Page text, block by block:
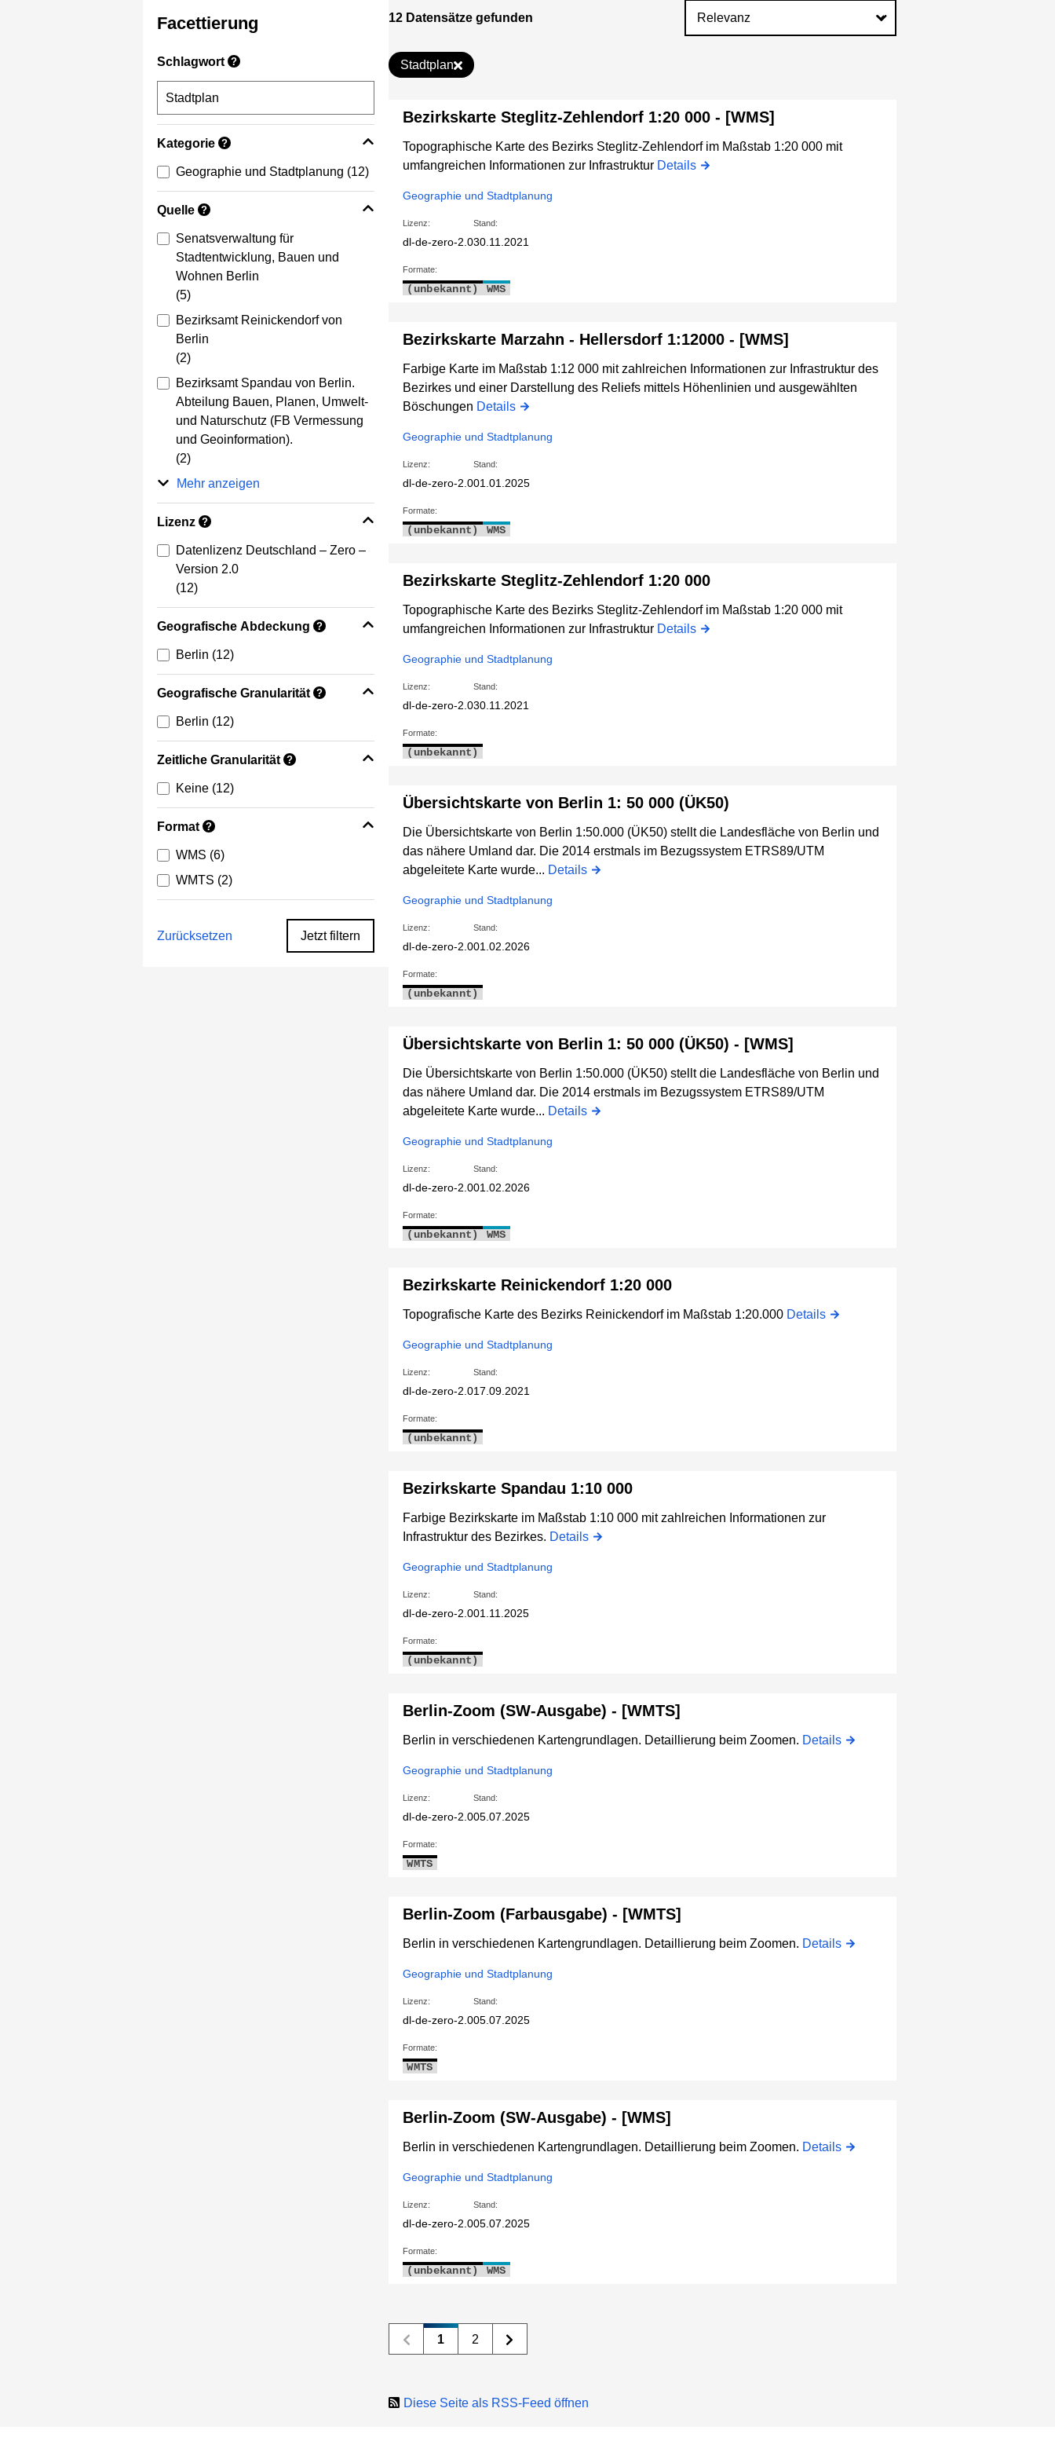
Facettierung
Schlagwort ?
Kategorie ?
Geographie und Stadtplanung (12)
Quelle ?
Senatsverwaltung für
Stadtentwicklung, Bauen und
Wohnen Berlin
(5)
Bezirksamt Reinickendorf von
Berlin
(2)
Bezirksamt Spandau von Berlin.
Abteilung Bauen, Planen, Umwelt-
und Naturschutz (FB Vermessung
und Geoinformation).
(2)
Mehr anzeigen
Lizenz ?
Datenlizenz Deutschland – Zero –
Version 2.0
(12)
Geografische Abdeckung ?
Berlin (12)
Geografische Granularität ?
Berlin (12)
Zeitliche Granularität ?
Keine (12)
Format ?
WMS (6)
WMTS (2)
Zurücksetzen Jetzt filtern
12 Datensätze gefunden
Stadtplan
Bezirkskarte Steglitz-Zehlendorf 1:20 000 - [WMS]
Topographische Karte des Bezirks Steglitz-Zehlendorf im Maßstab 1:20 000 mit
umfangreichen Informationen zur Infrastruktur Details
Geographie und Stadtplanung
Lizenz:
dl-de-zero-2.0
Stand:
30.11.2021
Formate:
(unbekannt) WMS
Bezirkskarte Marzahn - Hellersdorf 1:12000 - [WMS]
Farbige Karte im Maßstab 1:12 000 mit zahlreichen Informationen zur Infrastruktur des
Bezirkes und einer Darstellung des Reliefs mittels Höhenlinien und ausgewählten
Böschungen Details
Geographie und Stadtplanung
Lizenz:
dl-de-zero-2.0
Stand:
01.01.2025
Formate:
(unbekannt) WMS
Bezirkskarte Steglitz-Zehlendorf 1:20 000
Topographische Karte des Bezirks Steglitz-Zehlendorf im Maßstab 1:20 000 mit
umfangreichen Informationen zur Infrastruktur Details
Geographie und Stadtplanung
Lizenz:
dl-de-zero-2.0
Stand:
30.11.2021
Formate:
(unbekannt)
Übersichtskarte von Berlin 1: 50 000 (ÜK50)
Die Übersichtskarte von Berlin 1:50.000 (ÜK50) stellt die Landesfläche von Berlin und
das nähere Umland dar. Die 2014 erstmals im Bezugssystem ETRS89/UTM
abgeleitete Karte wurde... Details
Geographie und Stadtplanung
Lizenz:
dl-de-zero-2.0
Stand:
01.02.2026
Formate:
(unbekannt)
Übersichtskarte von Berlin 1: 50 000 (ÜK50) - [WMS]
Die Übersichtskarte von Berlin 1:50.000 (ÜK50) stellt die Landesfläche von Berlin und
das nähere Umland dar. Die 2014 erstmals im Bezugssystem ETRS89/UTM
abgeleitete Karte wurde... Details
Geographie und Stadtplanung
Lizenz:
dl-de-zero-2.0
Stand:
01.02.2026
Formate:
(unbekannt) WMS
Bezirkskarte Reinickendorf 1:20 000
Topografische Karte des Bezirks Reinickendorf im Maßstab 1:20.000 Details
Geographie und Stadtplanung
Lizenz:
dl-de-zero-2.0
Stand:
17.09.2021
Formate:
(unbekannt)
Bezirkskarte Spandau 1:10 000
Farbige Bezirkskarte im Maßstab 1:10 000 mit zahlreichen Informationen zur
Infrastruktur des Bezirkes. Details
Geographie und Stadtplanung
Lizenz:
dl-de-zero-2.0
Stand:
01.11.2025
Formate:
(unbekannt)
Berlin-Zoom (SW-Ausgabe) - [WMTS]
Berlin in verschiedenen Kartengrundlagen. Detaillierung beim Zoomen. Details
Geographie und Stadtplanung
Lizenz:
dl-de-zero-2.0
Stand:
05.07.2025
Formate:
WMTS
Berlin-Zoom (Farbausgabe) - [WMTS]
Berlin in verschiedenen Kartengrundlagen. Detaillierung beim Zoomen. Details
Geographie und Stadtplanung
Lizenz:
dl-de-zero-2.0
Stand:
05.07.2025
Formate:
WMTS
Berlin-Zoom (SW-Ausgabe) - [WMS]
Berlin in verschiedenen Kartengrundlagen. Detaillierung beim Zoomen. Details
Geographie und Stadtplanung
Lizenz:
dl-de-zero-2.0
Stand:
05.07.2025
Formate:
(unbekannt) WMS
1 2
Diese Seite als RSS-Feed öffnen